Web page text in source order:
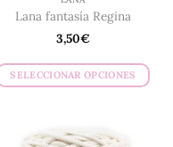
Lana fantasía Regina
3,50€
SELECCIONAR OPCIONES
tiene